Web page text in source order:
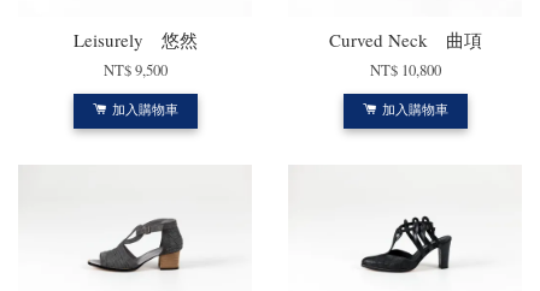
Leisurely 悠然
NT$ 9,500
加入購物車
Curved Neck 曲項
NT$ 10,800
加入購物車